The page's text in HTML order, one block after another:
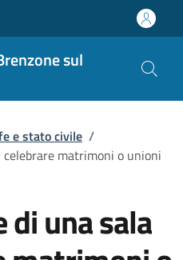
sul
e stato civile /
matrimoni o unioni
di una sala